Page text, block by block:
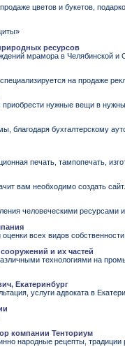
цветов и букетов,
ресурсов
мрамора в Челябинской и
на продаже
нужные вещи в
благодаря бухгалтерскому
печать, тампопечать,
вам необходимо создать
человеческими ресурсами
всех видов
и их частей
технологиями на
Екатеринбург
услуги адвоката в
компании Тенториум
народные рецепты,